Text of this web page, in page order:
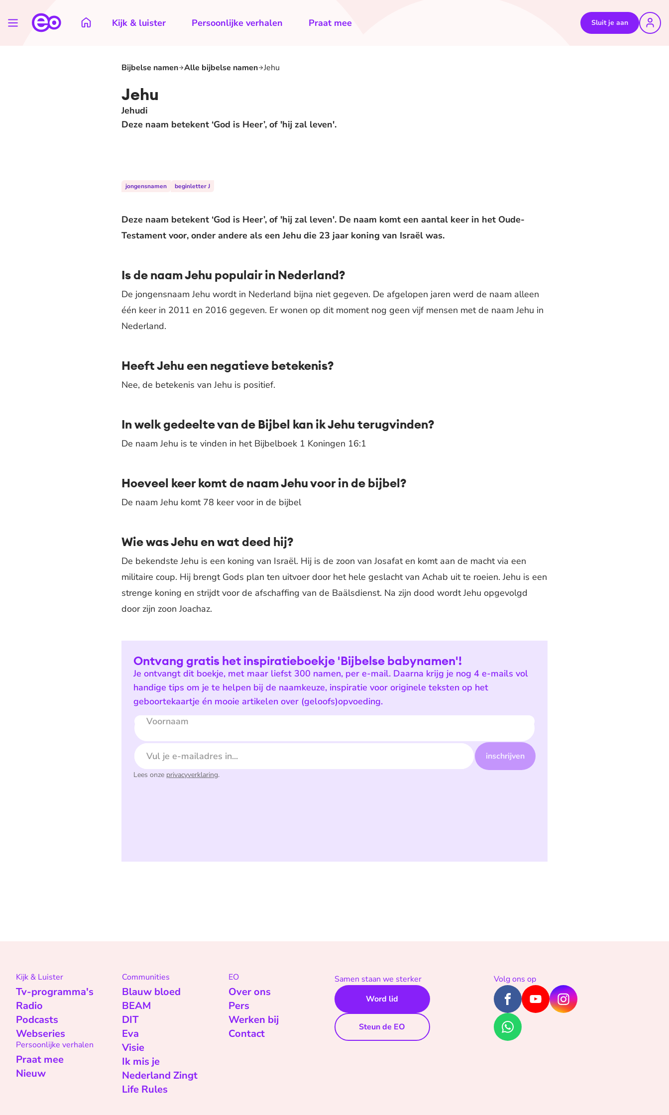
Kijk & luister Persoonlijke verhalen Praat mee Sluit je aan
Bijbelse namen Alle bijbelse namen Jehu
Jehu
Jehudi
Deze naam betekent ‘God is Heer’, of 'hij zal leven'.
jongensnamen beginletter J
Deze naam betekent ‘God is Heer’, of 'hij zal leven'. De naam komt een aantal keer in het Oude-
Testament voor, onder andere als een Jehu die 23 jaar koning van Israël was.
Is de naam Jehu populair in Nederland?
De jongensnaam Jehu wordt in Nederland bijna niet gegeven. De afgelopen jaren werd de naam alleen
één keer in 2011 en 2016 gegeven. Er wonen op dit moment nog geen vijf mensen met de naam Jehu in
Nederland.
Heeft Jehu een negatieve betekenis?
Nee, de betekenis van Jehu is positief.
In welk gedeelte van de Bijbel kan ik Jehu terugvinden?
De naam Jehu is te vinden in het Bijbelboek 1 Koningen 16:1
Hoeveel keer komt de naam Jehu voor in de bijbel?
De naam Jehu komt 78 keer voor in de bijbel
Wie was Jehu en wat deed hij?
De bekendste Jehu is een koning van Israël. Hij is de zoon van Josafat en komt aan de macht via een
militaire coup. Hij brengt Gods plan ten uitvoer door het hele geslacht van Achab uit te roeien. Jehu is een
strenge koning en strijdt voor de afschaffing van de Baälsdienst. Na zijn dood wordt Jehu opgevolgd
door zijn zoon Joachaz.
Ontvang gratis het inspiratieboekje 'Bijbelse babynamen'!
Je ontvangt dit boekje, met maar liefst 300 namen, per e-mail. Daarna krijg je nog 4 e-mails vol
handige tips om je te helpen bij de naamkeuze, inspiratie voor originele teksten op het
geboortekaartje én mooie artikelen over (geloofs)opvoeding.
Voornaam
E-mailadres
inschrijven
Lees onze privacyverklaring.
Kijk & Luister
Tv-programma's
Radio
Podcasts
Webseries
Persoonlijke verhalen
Praat mee
Nieuw
Communities
Blauw bloed
BEAM
DIT
Eva
Visie
Ik mis je
Nederland Zingt
Life Rules
EO
Over ons
Pers
Werken bij
Contact
Samen staan we sterker
Word lid
Steun de EO
Volg ons op